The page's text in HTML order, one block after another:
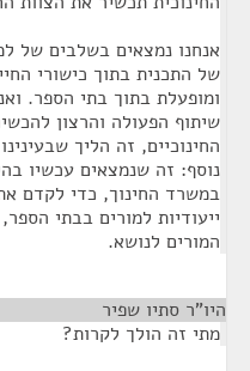
אנחנו נמצאים בשלבים של
של התכנית בתוך כישורי
ומופעלת בתוך בתי הספר.
שיתוף הפעולה והרצון
החינוכיים, זה הליך
נוסף: זה שנמצאים עכשיו
במשרד החינוך, כדי לקדם
ייעודיות למורים בבתי
המורים לנושא.
היו"ר סתיו שפיר
מתי זה הולך לקרות?